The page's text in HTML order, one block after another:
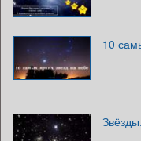
10